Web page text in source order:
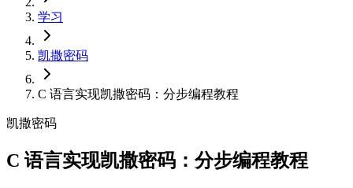
学习
凯撒密码
C 语言实现凯撒密码：分步编程教程
凯撒密码
C 语言实现凯撒密码：分步编程教程